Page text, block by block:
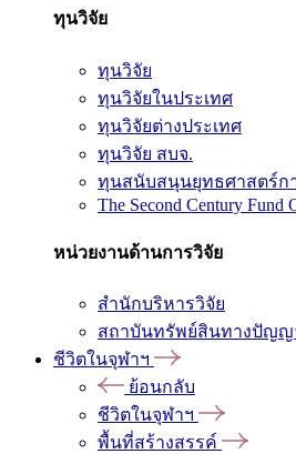
ทุนวิจัย
ทุนวิจัย
ทุนวิจัยในประเทศ
ทุนวิจัยต่างประเทศ
ทุนวิจัย สบจ.
ทุนสนับสนุนยุทธศาสตร์ก
The Second Century Fund
หน่วยงานด้านการวิจัย
สำนักบริหารวิจัย
สถาบันทรัพย์สินทางปัญญ
ชีวิตในจุฬาฯ
ย้อนกลับ
ชีวิตในจุฬาฯ
พื้นที่สร้างสรรค์